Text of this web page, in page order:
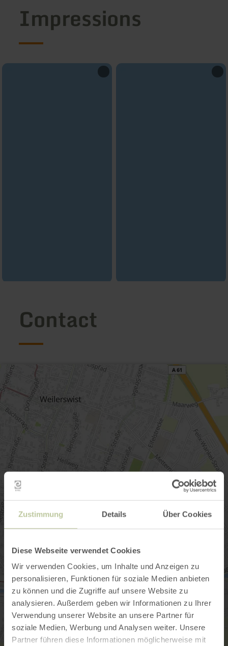
Zustimmung Details Über Cookies
Diese Webseite verwendet Cookies
Wir verwenden Cookies, um Inhalte und Anzeigen zu
personalisieren, Funktionen für soziale Medien anbieten
zu können und die Zugriffe auf unsere Website zu
analysieren. Außerdem geben wir Informationen zu Ihrer
Verwendung unserer Website an unsere Partner für
soziale Medien, Werbung und Analysen weiter. Unsere
Partner führen diese Informationen möglicherweise mit
Impressions
Contact